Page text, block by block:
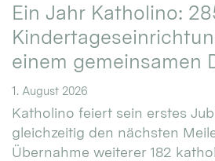
Ein Jahr Katholino:
einem gemeinsamen
1. August 2026
Katholino feiert sein erstes
gleichzeitig den nächsten
Übernahme weiterer 182